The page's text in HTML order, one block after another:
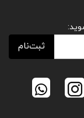
ثبت‌نام